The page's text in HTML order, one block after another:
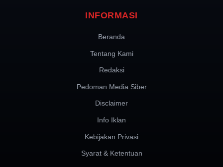
INFORMASI
Beranda
Tentang Kami
Redaksi
Pedoman Media Siber
Disclaimer
Info Iklan
Kebijakan Privasi
Syarat & Ketentuan